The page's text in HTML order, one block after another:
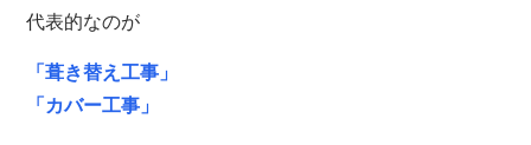
代表的なのが
「葺き替え工事」
「カバー工事」